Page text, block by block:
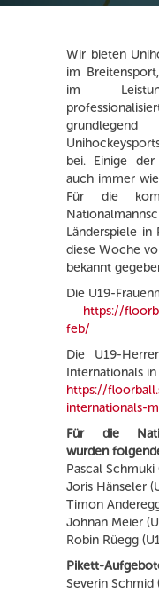
Wir bieten
im
im
bei. Einige
auch immer
Für die
Länderspiele
diese Woche
bekannt
Die U19-
https://
feb/
Die U19-
Internationals
https://
internationals-
Für die
wurden
Pascal Schmuki
Joris Hänseler
Timon
Johnan Meier
Robin Rüegg
Pikett-
Severin Schmid